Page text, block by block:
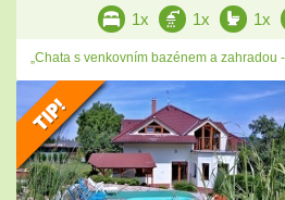
1x 1x 1x
„Chata s venkovním bazénem a zahradou